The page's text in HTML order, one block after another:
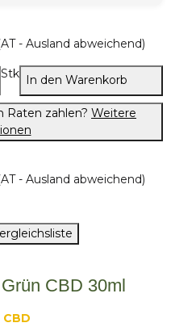
- Ausland abweichend)
Stk In den Warenkorb
Raten zahlen? Weitere
- Ausland abweichend)
CBD 30ml